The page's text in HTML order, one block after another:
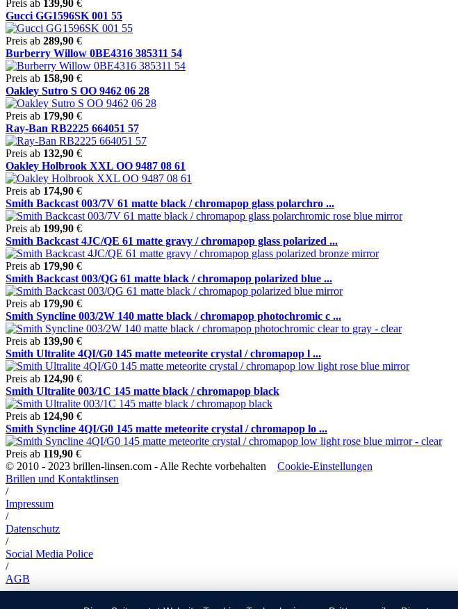
Preis ab 139,90 €
Gucci GG1596SK 001 55
Preis ab 289,90 €
Burberry Willow 0BE4316 385311 54
Preis ab 158,90 €
Oakley Sutro S OO 9462 06 28
Preis ab 179,90 €
Ray-Ban RB2225 664051 57
Preis ab 132,90 €
Oakley Holbrook XXL OO 9487 08 61
Preis ab 174,90 €
Smith Backcast 003/7V 61 matte black / chromapop glass polarchro ...
Preis ab 199,90 €
Smith Backcast 4JC/QE 61 matte gravy / chromapop glass polarized ...
Preis ab 179,90 €
Smith Backcast 003/QG 61 matte black / chromapop polarized blue ...
Preis ab 179,90 €
Smith Syncline 003/2W 140 matte black / chromapop photochromic c ...
Preis ab 139,90 €
Smith Ultralite 4QI/G0 145 matte meteorite crystal / chromapop l ...
Preis ab 124,90 €
Smith Ultralite 003/1C 145 matte black / chromapop black
Preis ab 124,90 €
Smith Syncline 4QI/G0 145 matte meteorite crystal / chromapop lo ...
Preis ab 119,90 €
© 2010 - 2023 brillen-linsen.com - Alle Rechte vorbehalten Cookie-Einstellungen
Brillen und Kontaktlinsen
/
Impressum
/
Datenschutz
/
Social Media Police
/
AGB